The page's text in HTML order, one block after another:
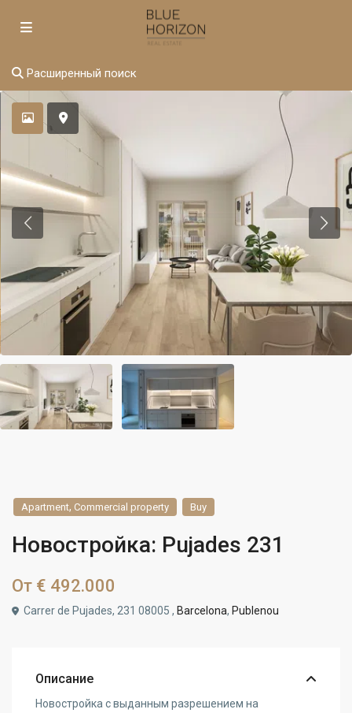
Расширенный поиск
Apartment, Commercial property Buy
Новостройка: Pujades 231
От € 492.000
Carrer de Pujades, 231 08005 , Barcelona, Publenou
Описание
Новостройка с выданным разрешением на